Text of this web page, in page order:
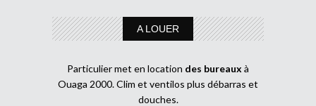
A LOUER
Particulier met en location des bureaux à
Ouaga 2000. Clim et ventilos plus débarras et
douches.